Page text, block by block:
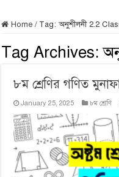
Home / Tag:অনুশীলনী 2.2
Tag Archives:
৮ম শ্রেণির গণিত
January 25, 2025 ৮ম শ্রেণি